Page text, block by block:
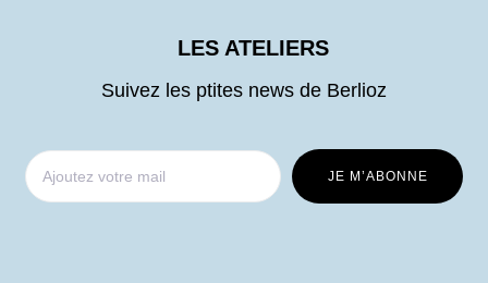
LES ATELIERS
Suivez les ptites news de Berlioz